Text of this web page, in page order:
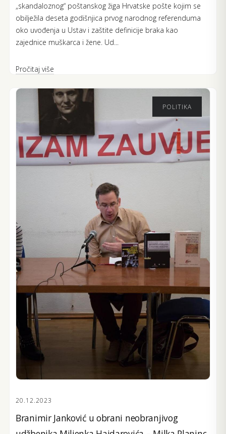
„skandaloznog“ poštanskog žiga Hrvatske pošte kojim se
obilježila deseta godišnjica prvog narodnog referenduma
oko uvođenja u Ustav i zaštite definicije braka kao
zajednice muškarca i žene. Ud...
Pročitaj više
POLITIKA
20.12.2023
Branimir Janković u obrani neobranjivog